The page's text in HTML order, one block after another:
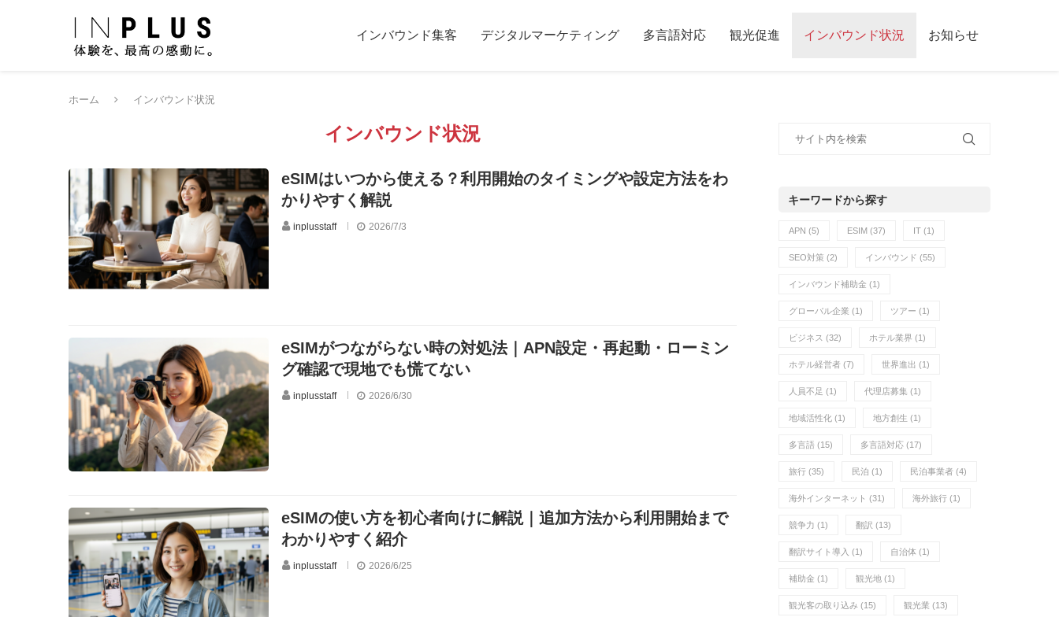
インバウンド集客 デジタルマーケティング 多言語対応 観光促進 インバウンド状況 お知らせ
ホーム インバウンド状況
インバウンド状況
eSIMはいつから使える？利用開始のタイミングや設定方法をわ
かりやすく解説
inplusstaff 2026/7/3
eSIMがつながらない時の対処法｜APN設定・再起動・ローミン
グ確認で現地でも慌てない
inplusstaff 2026/6/30
eSIMの使い方を初心者向けに解説｜追加方法から利用開始まで
わかりやすく紹介
inplusstaff 2026/6/25
キーワードから探す
APN (5) ESIM(37) IT(1)
SEO対策 (2) インバウンド (55)
インバウンド補助金 (1)
グローバル企業 (1) ツアー (1)
ビジネス (32) ホテル業界 (1)
ホテル経営者 (7) 世界進出 (1)
人員不足 (1) 代理店募集(1)
地域活性化(1) 地方創生 (1)
多言語(15) 多言語対応(17)
旅行(35) 民泊 (1) 民泊事業者 (4)
海外インターネット (31) 海外旅行(1)
競争力 (1) 翻訳 (13)
翻訳サイト導入 (1) 自治体 (1)
補助金 (1) 観光地(1)
観光客の取り込み(15) 観光業 (13)